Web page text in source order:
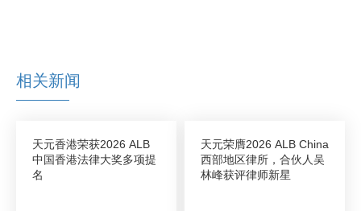
相关新闻
天元香港荣获2026 ALB
中国香港法律大奖多项提
名
天元荣膺2026 ALB China
西部地区律所，合伙人吴
林峰获评律师新星